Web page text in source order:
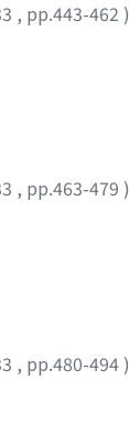
, pp.443-462 )
, pp.463-479 )
, pp.480-494)